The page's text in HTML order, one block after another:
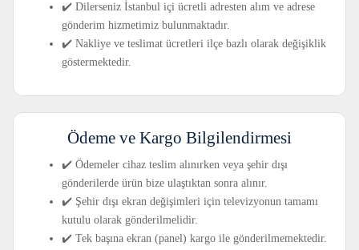
✔️ Dilerseniz İstanbul içi ücretli adresten alım ve adrese
gönderim hizmetimiz bulunmaktadır.
✔️ Nakliye ve teslimat ücretleri ilçe bazlı olarak değişiklik
göstermektedir.
Ödeme ve Kargo Bilgilendirmesi
✔️ Ödemeler cihaz teslim alınırken veya şehir dışı
gönderilerde ürün bize ulaştıktan sonra alınır.
✔️ Şehir dışı ekran değişimleri için televizyonun tamamı
kutulu olarak gönderilmelidir.
✔️ Tek başına ekran (panel) kargo ile gönderilmemektedir.